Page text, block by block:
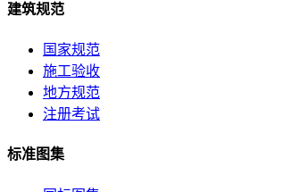
建筑规范
国家规范
施工验收
地方规范
注册考试
标准图集